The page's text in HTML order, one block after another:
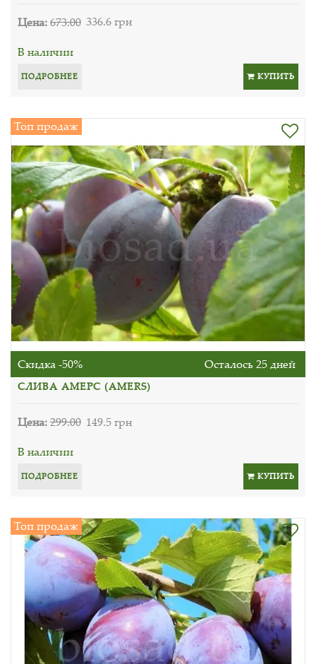
Цена:673.00 336.6 грн
В наличии
ПОДРОБНЕЕ КУПИТЬ
Топ продаж
Скидка -50% Осталось 25 дней
СЛИВА АМЕРС (AMERS)
Цена:299.00 149.5 грн
В наличии
ПОДРОБНЕЕ КУПИТЬ
Топ продаж